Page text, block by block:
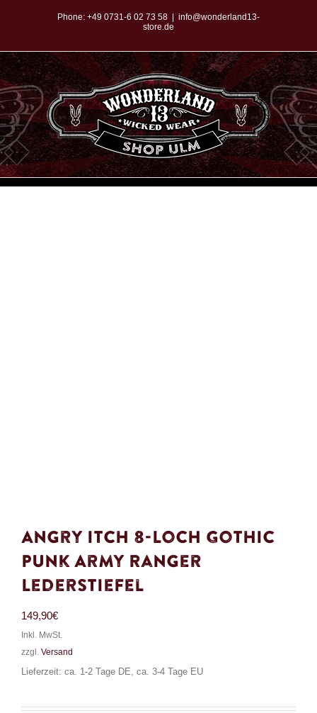
springen
Phone: +49 0731-6 02 73 58
info@wonderland13-
store.de
Angry Itch 8-Loch Gothic
Punk Army Ranger
Lederstiefel
149,90€
Inkl. MwSt.
zzgl. Versand
Lieferzeit: ca. 1-2 Tage DE, ca. 3-4 Tage EU